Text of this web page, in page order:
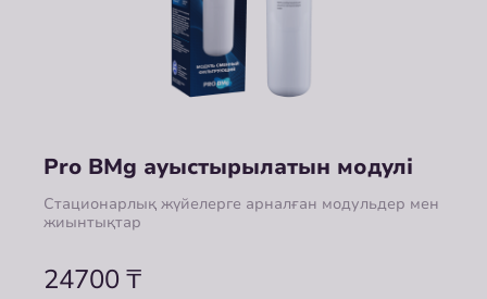
Pro BMg ауыстырылатын модулі
Стационарлық жүйелерге арналған модульдер мен
жиынтықтар
24700₸